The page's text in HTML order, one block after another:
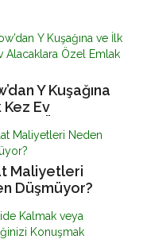
Y Kuşağına
Ev
Özel Emlak
Maliyetleri
Düşmüyor?